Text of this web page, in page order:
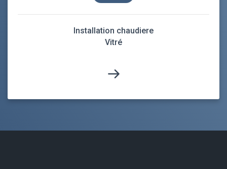
Installation chaudiere
Vitré